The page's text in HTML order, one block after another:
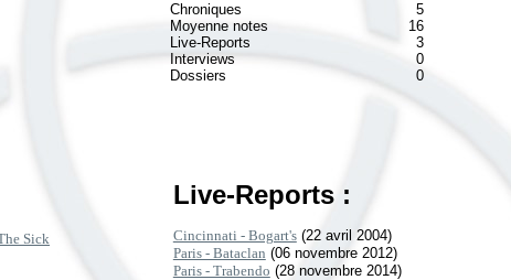
Chroniques
5
Moyenne notes
16
Live-Reports
3
Interviews
0
Dossiers
0
Sick
Live-Reports :
Cincinnati - Bogart's(22 avril 2004)
Paris - Bataclan (06 novembre 2012)
Paris - Trabendo (28 novembre 2014)